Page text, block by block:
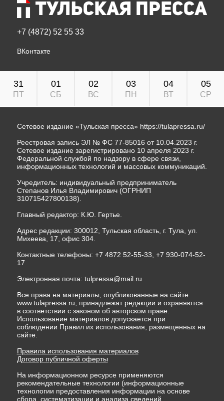
+7 (4872) 52 55 33
ВКонтакте
31
ПТ
01
СБ
02
ВС
03
ПН
04
ВТ
05
СР
Сетевое издание «Тульская пресса» https://tulapressa.ru/
Реестровая запись ЭЛ № ФС 77-85016 от 10.04.2023 г.
Сетевое издание зарегистрировано 10 апреля 2023 г.
Федеральной службой по надзору в сфере связи,
информационных технологий и массовых коммуникаций.
Учредитель: индивидуальный предприниматель
Степанов Илья Владимирович (ОГРНИП
310715427800138).
Главный редактор: К.Ю. Гертье.
Адрес редакции: 300012, Тульская область, г. Тула, ул.
Михеева, 17, офис 304.
Контактные телефоны: +7 4872 52-55-33, +7 930-074-52-
17
Электронная почта: tulpressa@mail.ru
Все права на материалы, опубликованные на сайте
www.tulapressa.ru, принадлежат редакции и охраняются
в соответствии с законом об авторском праве.
Использование материалов допускается при
соблюдении Правил их использования, размещенных на
сайте.
Правила использования материалов
Договор публичной оферты
На информационном ресурсе применяются
рекомендательные технологии (информационные
технологии предоставления информации на основе
сбора, систематизации и анализа сведений,